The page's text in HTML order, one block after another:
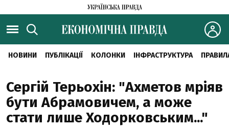
НОВИНИ ПУБЛІКАЦІЇ КОЛОНКИ ІНФРАСТРУКТУРА
Сергій Терьохін: "Ахметов мріяв
бути Абрамовичем, а може
стати лише Ходорковським..."